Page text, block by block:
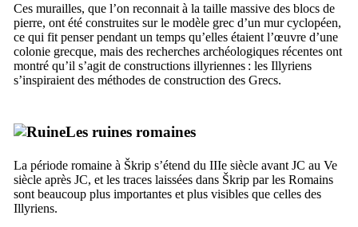
Ces murailles, que l’on reconnait à la taille massive des blocs de
pierre, ont été construites sur le modèle grec d’un mur cyclopéen,
ce qui fit penser pendant un temps qu’elles étaient l’œuvre d’une
colonie grecque, mais des recherches archéologiques récentes ont
montré qu’il s’agit de constructions illyriennes : les Illyriens
s’inspiraient des méthodes de construction des Grecs.
Les ruines romaines
La période romaine à Škrip s’étend du IIIe siècle avant JC au Ve
siècle après JC, et les traces laissées dans Škrip par les Romains
sont beaucoup plus importantes et plus visibles que celles des
Illyriens.